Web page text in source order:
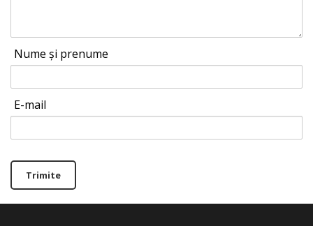
Nume și prenume
E-mail
Trimite